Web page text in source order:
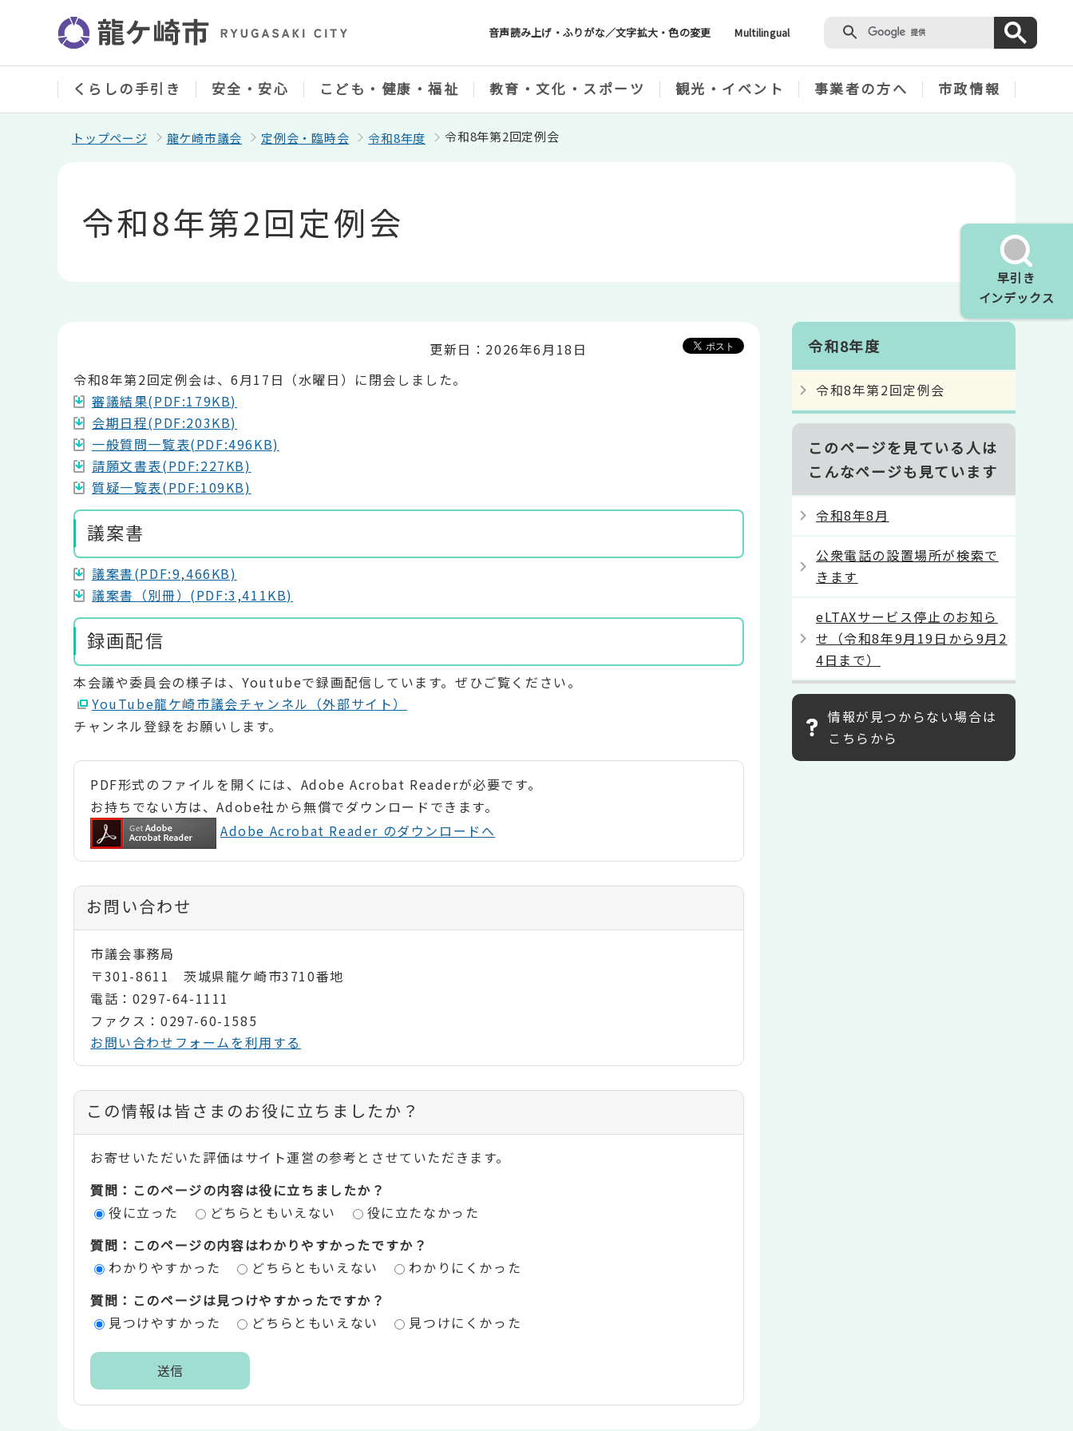
ジ
音声読み上げ・ふりがな／文字拡大・色の変更 Multilingual
早引き
インデックス
くらしの手引き 安全・安心 こども・健康・福祉 教育・文化・スポーツ 観光・イベント 事業者の方へ 市政情報
トップページ 龍ケ崎市議会 定例会・臨時会 令和8年度 令和8年第2回定例会
令和8年第2回定例会
更新日：2026年6月18日
令和8年第2回定例会は、6月17日（水曜日）に閉会しました。
審議結果(PDF:179KB)
会期日程(PDF:203KB)
一般質問一覧表(PDF:496KB)
請願文書表(PDF:227KB)
質疑一覧表(PDF:109KB)
議案書
議案書(PDF:9,466KB)
議案書（別冊）(PDF:3,411KB)
録画配信
本会議や委員会の様子は、Youtubeで録画配信しています。ぜひご覧ください。
YouTube龍ケ崎市議会チャンネル（外部サイト）
チャンネル登録をお願いします。
PDF形式のファイルを開くには、Adobe Acrobat Readerが必要です。
お持ちでない方は、Adobe社から無償でダウンロードできます。
Adobe Acrobat Reader のダウンロードへ
お問い合わせ
市議会事務局
〒301-8611 茨城県龍ケ崎市3710番地
電話：0297-64-1111
ファクス：0297-60-1585
お問い合わせフォームを利用する
コ
ン
テ
ン
評
エ
この情報は皆さまのお役に立ちましたか？
お寄せいただいた評価はサイト運営の参考とさせていただきます。
質問：このページの内容は役に立ちましたか？
役に立った
どちらともいえない
役に立たなかった
質問：このページの内容はわかりやすかったですか？
わかりやすかった
どちらともいえない
わかりにくかった
質問：このページは見つけやすかったですか？
見つけやすかった
どちらともいえない 見つけにくかった
令和8年度
令和8年第2回定例会
このページを見ている人は
こんなページも見ています
令和8年8月
公衆電話の設置場所が検索で
きます
eLTAXサービス停止のお知ら
せ（令和8年9月19日から9月2
4日まで）
情報が見つからない場合は
こちらから